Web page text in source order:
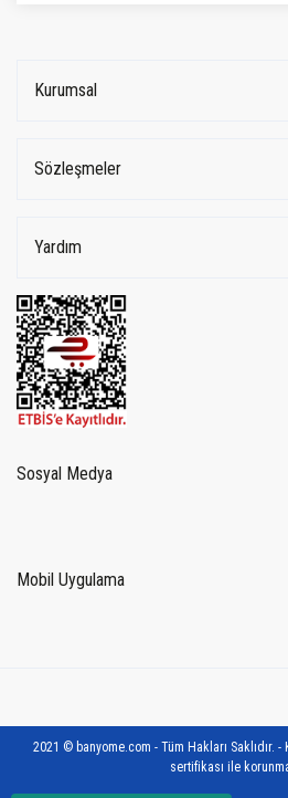
Kurumsal
Sözleşmeler
Yardım
Sosyal Medya
Mobil Uygulama
2021 © banyome.com - Tüm Hakları Saklıdır.
sertifikası ile